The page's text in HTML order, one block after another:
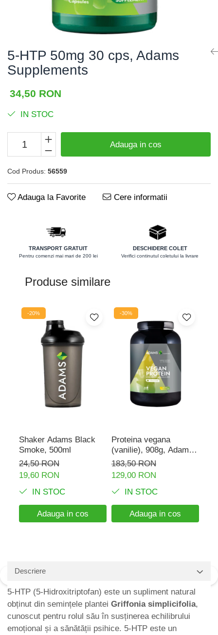
Accesorii
Shakere
Flacoane
Batoane Proteice
Alte batoane
Digestie usoara
Gripa si raceala
Hepato-biliare
Imunitate
Migrene
Par, piele si unghii
Potenta
Probleme articulare
Protector hepatic
Renale
Sistemul circulator
Sistemul nervos
Sistemul osos
Tulburari hormonale
5-HTP 50mg 30 cps, Adams
Supplements
34,50 RON
IN STOC
Adauga in cos
Cod Produs: 56559
Adauga la Favorite Cere informatii
TRANSPORT GRATUIT
Pentru comenzi mai mari de 200 lei
DESCHIDERE COLET
Verifici continutul coletului la livrare
Produse similare
-20%
Shaker Adams Black
Smoke, 500ml
24,50 RON
19,60 RON
IN STOC
Adauga in cos
-30%
Proteina vegana
(vanilie), 908g, Adams
Supplements
183,50 RON
129,00 RON
IN STOC
Adauga in cos
Descriere
5-HTP (5-Hidroxitriptofan) este un supliment natural
obținut din semințele plantei Griffonia simplicifolia,
cunoscut pentru rolul său în susținerea echilibrului
emoțional și a sănătății psihice. 5-HTP este un